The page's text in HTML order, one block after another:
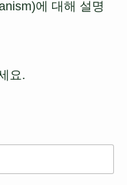
에 대해 설명
요.